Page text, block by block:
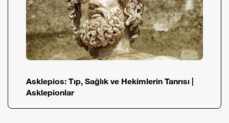
Asklepios: Tıp, Sağlık ve Hekimlerin Tanrısı |
Asklepionlar